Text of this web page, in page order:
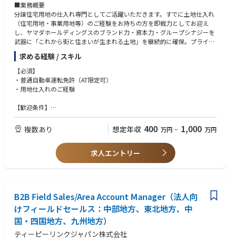
■業務概要
分譲住宅用地の仕入れ専門としてご活躍いただきます。すでに土地仕入れ
（住宅用地・事業用地等）のご経験をお持ちの方を即戦力としてお迎え
し、ヤマダホールディングスのブランド力・資本力・グループシナジーを
武器に「これから街と住まいが生まれる土地」を継続的に確保。プライム
上場ホールディングス傘下の盤石な経営基盤のもと、生活インフラである
住領域×不動産の成長市場で、上流工程（用地取得）に集中できます。成
果はインセンティブで正当に還元（上限なし）。チームで戦う体制のた
め、過度な個人ノルマに追われず、再現性の高い仕入れ活動に専念可能で
す。
■業務詳細
主・デベロッパー等への訪問／案件ヒアリング、現地・周辺調査、権利関
係・法規制・造成/インフラ・収支の精査、価格/条件交渉、契約推進ま
で。あなたの「目利き」「相場観」「事業採算の組み立て」「条件調整
力」をさらに高いレベルで磨けます（稟議・決裁も仕組化されスピード感
点をつくる、事業成長の最重要領域です。
■組織構成
上司・先輩、関連部署、協力会社と密に連携。仕入れの意思決定はチーム
で行い、成功・失敗事例を共有しながら成果最大化を図ります。
求める経験 / スキル
【必須】
・普通自動車運転免許（AT限定可）
・用地仕入れのご経験
【歓迎条件】
・宅地建物取引士をお持ちの方
複数あり 想定年収 400 万円 ~ 1,000 万円
求人エントリー
B2B Field Sales/Area Account Manager（法人向
けフィールドセールス：中部地方、東北地方、中
国・四国地方、九州地方）
ティーピーリンクジャパン株式会社